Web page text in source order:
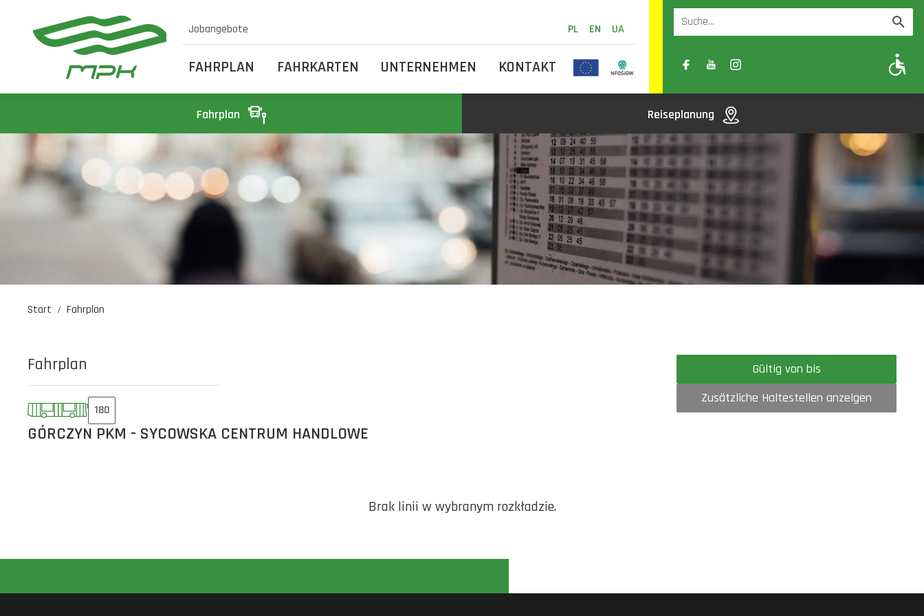
Jobangebote PL EN UA
FAHRPLAN FAHRKARTEN UNTERNEHMEN KONTAKT A- A A+
Fahrplan Reiseplanung
Start Fahrplan
Fahrplan
180
GÓRCZYN PKM - SYCOWSKA CENTRUM HANDLOWE
Gültig von bis
Zusätzliche Haltestellen anzeigen
Brak linii w wybranym rozkładzie.